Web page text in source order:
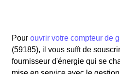
Pour ouvrir votre compteur de
(59185), il vous sufft de
fournisseur d'énergie qui se